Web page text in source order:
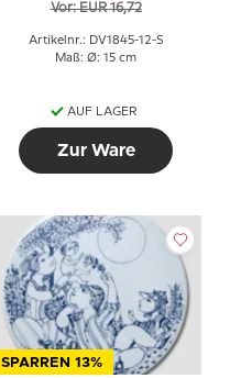
Vor: EUR 16,72
Artikelnr.: DV1845-12-S
Maß: Ø: 15 cm
AUF LAGER
Zur Ware
SPARREN 13%